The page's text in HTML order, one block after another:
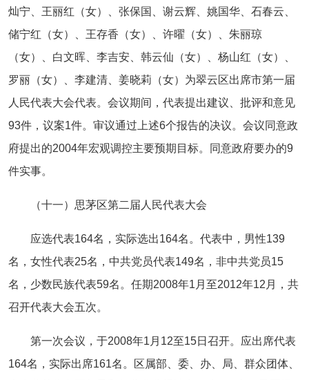
灿宁、王丽红（女）、张保国、谢云辉、姚国华、石春云、
储宁红（女）、王存香（女）、许曜（女）、朱丽琼
（女）、白文晖、李吉安、韩云仙（女）、杨山红（女）、
罗丽（女）、李建清、姜晓莉（女）为翠云区出席市第一届
人民代表大会代表。会议期间，代表提出建议、批评和意见
93件，议案1件。审议通过上述6个报告的决议。会议同意政
府提出的2004年宏观调控主要预期目标。同意政府要办的9
件实事。
（十一）思茅区第二届人民代表大会
应选代表164名，实际选出164名。代表中，男性139
名，女性代表25名，中共党员代表149名，非中共党员15
名，少数民族代表59名。任期2008年1月至2012年12月，共
召开代表大会五次。
第一次会议，于2008年1月12至15日召开。应出席代表
164名，实际出席161名。区属部、委、办、局、群众团体、